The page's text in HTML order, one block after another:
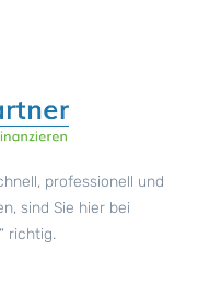
professionell und
sind Sie hier bei
richtig.